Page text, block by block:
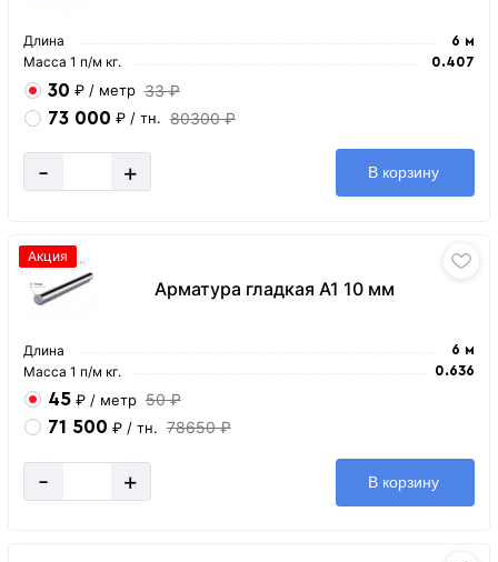
Длина 6 м
Масса 1 п/м кг. 0.407
30 ₽ / метр 33 ₽
73 000 ₽ / тн. 80300 ₽
- + В корзину
Арматура гладкая А1 10 мм
Акция
Длина 6 м
Масса 1 п/м кг. 0.636
45 ₽ / метр 50 ₽
71 500 ₽ / тн. 78650 ₽
- + В корзину